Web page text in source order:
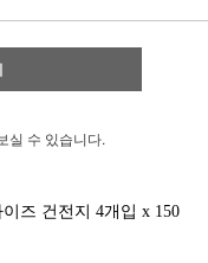
실 수 있습니다.
즈 건전지 4개입 x 150